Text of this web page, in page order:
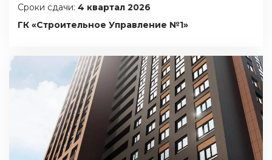
Сроки сдачи: 4 квартал 2026
ГК «Строительное Управление №1»